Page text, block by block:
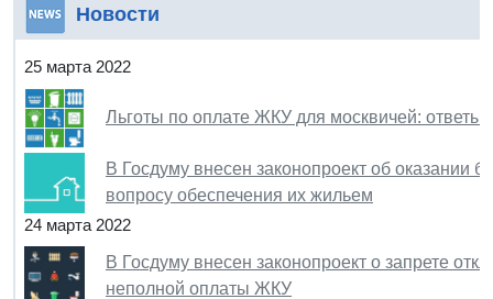
Новости
25 марта 2022
Льготы по оплате ЖКУ для москвичей: ответы
В Госдуму внесен законопроект об оказании
вопросу обеспечения их жильем
24 марта 2022
В Госдуму внесен законопроект о запрете
неполной оплаты ЖКУ